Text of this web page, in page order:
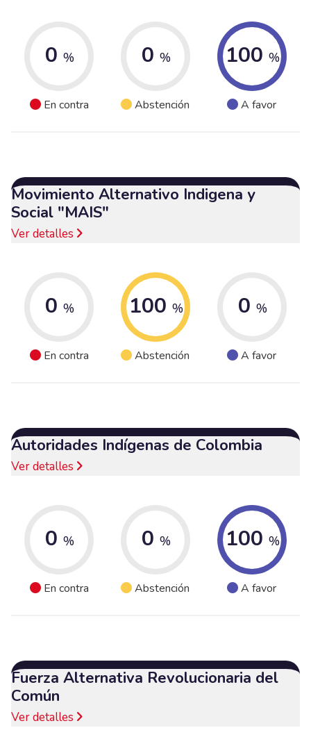
0 %
En contra
0 %
Abstención
100 %
A favor
Movimiento Alternativo Indigena y
Social "MAIS"
Ver detalles
0 %
En contra
100 %
Abstención
0 %
A favor
Autoridades Indígenas de Colombia
Ver detalles
0 %
En contra
0 %
Abstención
100 %
A favor
Fuerza Alternativa Revolucionaria del
Común
Ver detalles